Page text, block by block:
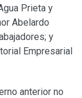
Prieta y
Abelardo
y
Empresarial
anterior no